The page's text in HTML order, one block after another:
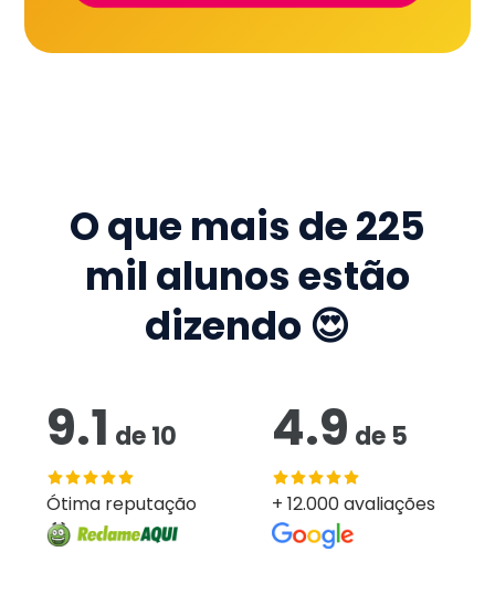
O que mais de225
mil alunos estão
dizendo 😍
9.1 de10
Ótima reputação
4.9 de 5
+ 12.000 avaliações